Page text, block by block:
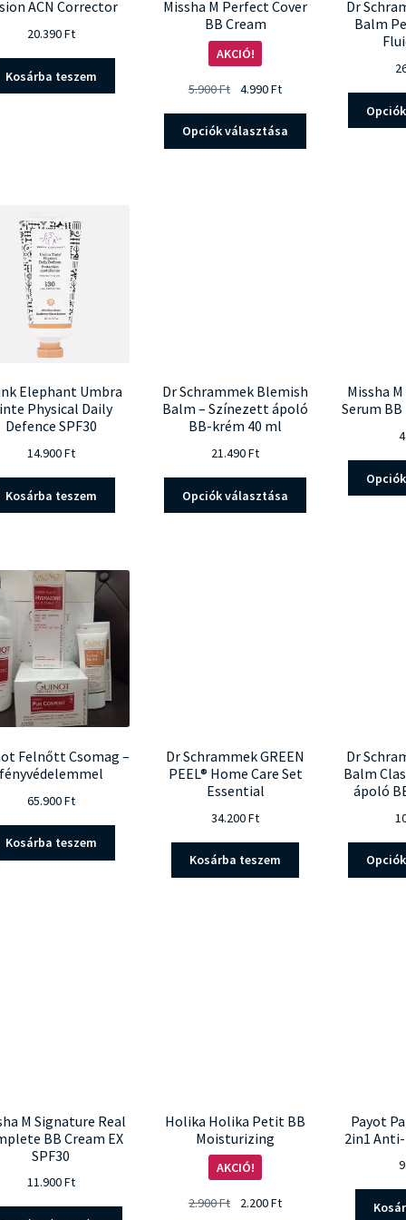
ACN Corrector
20.390Ft
Kosárba teszem
Missha M Perfect Cover
BB Cream
AKCIÓ!
5.900Ft
Original
was:
5.900 Ft.
4.990FtCurrent
is:
4.990 Ft.
Opciók választása
Dr
Balm
Elephant Umbra
Physical Daily
Defence SPF30
14.900Ft
Kosárba teszem
Dr Schrammek Blemish
Balm – Színezett ápoló
BB-krém 40 ml
21.490Ft
Opciók választása
Missha
Serum
Felnőtt Csomag –
fényvédelemmel
65.900Ft
Kosárba teszem
Dr Schrammek GREEN
PEEL® Home Care Set
Essential
34.200Ft
Kosárba teszem
Dr
Balm
ápoló
M Signature Real
BB Cream EX
SPF30
11.900Ft
Holika Holika Petit BB
Moisturizing
AKCIÓ!
2.900Ft
Original
2.200FtCurrent
Payot
2in1